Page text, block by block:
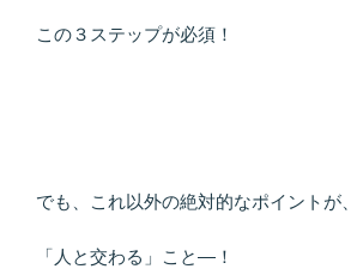
この３ステップが必須！
でも、これ以外の絶対的なポイントが、
「人と交わる」こと―！